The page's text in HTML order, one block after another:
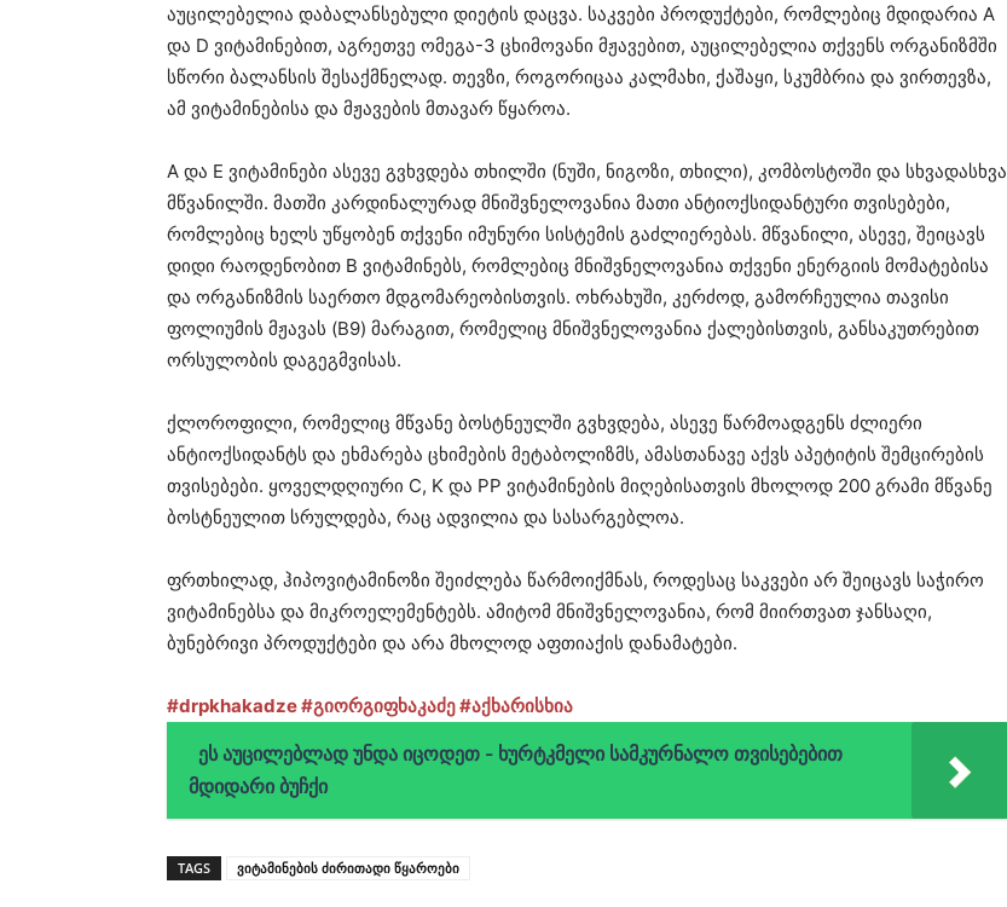
აუცილებელია დაბალანსებული დიეტის დაცვა. საკვები პროდუქტები, რომლებიც მდიდარია A
და D ვიტამინებით, აგრეთვე ომეგა-3 ცხიმოვანი მჟავებით, აუცილებელია თქვენს ორგანიზმში
სწორი ბალანსის შესაქმნელად. თევზი, როგორიცაა კალმახი, ქაშაყი, სკუმბრია და ვირთევზა,
ამ ვიტამინებისა და მჟავების მთავარ წყაროა.
A და E ვიტამინები ასევე გვხვდება თხილში (ნუში, ნიგოზი, თხილი), კომბოსტოში და სხვადასხვა
მწვანილში. მათში კარდინალურად მნიშვნელოვანია მათი ანტიოქსიდანტური თვისებები,
რომლებიც ხელს უწყობენ თქვენი იმუნური სისტემის გაძლიერებას. მწვანილი, ასევე, შეიცავს
დიდი რაოდენობით B ვიტამინებს, რომლებიც მნიშვნელოვანია თქვენი ენერგიის მომატებისა
და ორგანიზმის საერთო მდგომარეობისთვის. ოხრახუში, კერძოდ, გამორჩეულია თავისი
ფოლიუმის მჟავას (B9) მარაგით, რომელიც მნიშვნელოვანია ქალებისთვის, განსაკუთრებით
ორსულობის დაგეგმვისას.
ქლოროფილი, რომელიც მწვანე ბოსტნეულში გვხვდება, ასევე წარმოადგენს ძლიერი
ანტიოქსიდანტს და ეხმარება ცხიმების მეტაბოლიზმს, ამასთანავე აქვს აპეტიტის შემცირების
თვისებები. ყოველდღიური C, K და PP ვიტამინების მიღებისათვის მხოლოდ 200 გრამი მწვანე
ბოსტნეულით სრულდება, რაც ადვილია და სასარგებლოა.
ფრთხილად, ჰიპოვიტამინოზი შეიძლება წარმოიქმნას, როდესაც საკვები არ შეიცავს საჭირო
ვიტამინებსა და მიკროელემენტებს. ამიტომ მნიშვნელოვანია, რომ მიირთვათ ჯანსაღი,
ბუნებრივი პროდუქტები და არა მხოლოდ აფთიაქის დანამატები.
#drpkhakadze#გიორგიფხაკაძე#აქხარისხია
ეს აუცილებლად უნდა იცოდეთ - ხურტკმელი სამკურნალო თვისებებით
მდიდარი ბუჩქი
TAGS ვიტამინების ძირითადი წყაროები